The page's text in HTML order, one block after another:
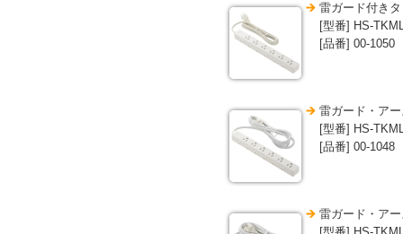
雷ガード付き
[型番] HS-
[品番] 00-1050
雷ガード・ア
[型番] HS-
[品番] 00-1048
雷ガード・ア